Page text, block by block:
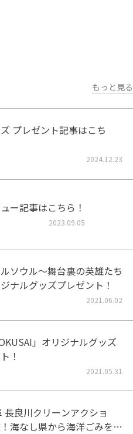
もっと見る
プレゼント記事はこち
2024.12.23
ー記事はこちら！
2023.09.05
ルソウル～舞台裏の英雄たち
ナルグッズプレゼント！
2021.06.02
」オリジナルグッズ
！
2021.05.31
長良川クリーンアクショ
海なし県から海洋ごみをな